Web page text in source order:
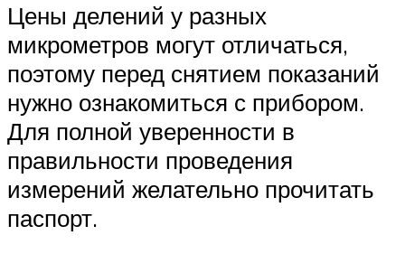
Цены делений у разных
микрометров могут отличаться,
поэтому перед снятием показаний
нужно ознакомиться с прибором.
Для полной уверенности в
правильности проведения
измерений желательно прочитать
паспорт.